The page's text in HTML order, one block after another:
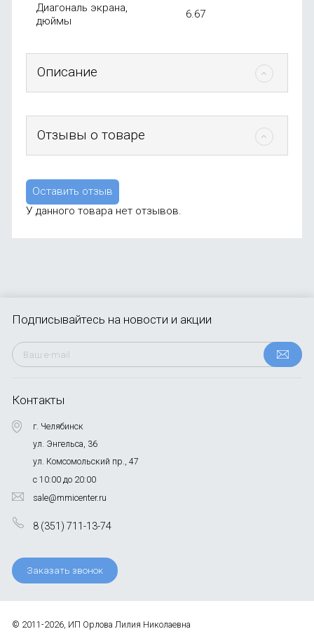
Диагональ экрана,
дюймы
6.67
Описание
Отзывы о товаре
Оставить отзыв
У данного товара нет отзывов.
Контакты
г. Челябинск
ул. Энгельса, 36
ул. Комсомольский пр., 47
с 10:00 до 20:00
sale@mmicenter.ru
8 (351) 711-13-74
Заказать звонок
Подписывайтесь на новости и акции
© 2011-2026, ИП Орлова Лилия Николаевна